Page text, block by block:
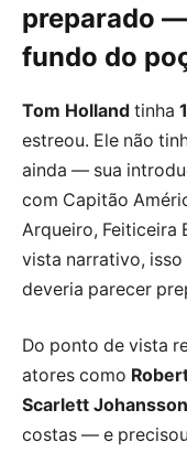
preparado
fundo do
Tom Holland tinha
estreou. Ele não
ainda — sua
com Capitão
Arqueiro, Feiticeira
vista narrativo,
deveria parecer
Do ponto de vista
atores como
Scarlett Johansson
costas — e